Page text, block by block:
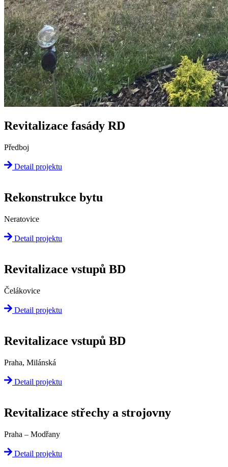
Revitalizace fasády RD
Předboj
Detail projektu
Rekonstrukce bytu
Neratovice
Detail projektu
Revitalizace vstupů BD
Čelákovice
Detail projektu
Revitalizace vstupů BD
Praha, Milánská
Detail projektu
Revitalizace střechy a strojovny
Praha – Modřany
Detail projektu